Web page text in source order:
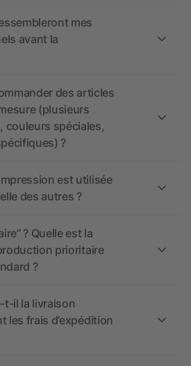
mes
avant la
des articles
(plusieurs
couleurs spéciales,
?
est utilisée
des autres ?
? Quelle est la
prioritaire
?
t-il la livraison
les frais d’expédition